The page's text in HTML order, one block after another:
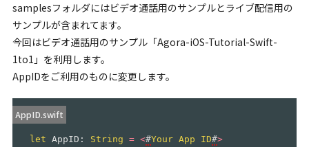
samplesフォルダにはビデオ通話用のサンプルとライブ配信用の
サンプルが含まれてます。
今回はビデオ通話用のサンプル「Agora-iOS-Tutorial-Swift-
1to1」を利用します。
AppIDをご利用のものに変更します。
AppID.swift
let AppID : String = <#Your App ID#>